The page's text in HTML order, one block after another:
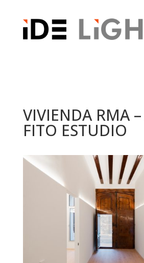
VIVIENDA RMA
FITO ESTUDIO